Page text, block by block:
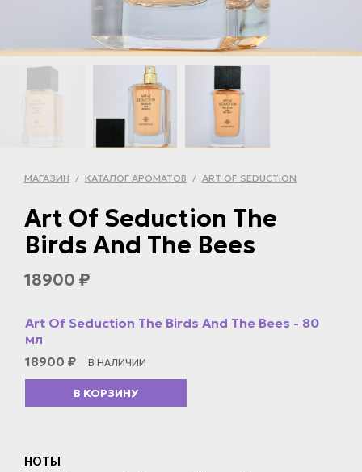
МАГАЗИН / КАТАЛОГ АРОМАТОВ / ART OF SEDUCTION
Art Of Seduction The
Birds And The Bees
18900 ₽
Art Of Seduction The Birds And The Bees - 80
мл
18900 ₽ В НАЛИЧИИ
В КОРЗИНУ
НОТЫ